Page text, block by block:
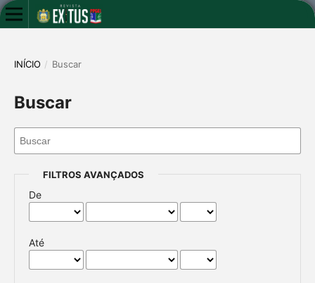
INÍCIO / Buscar
Buscar
FILTROS AVANÇADOS
De
Até